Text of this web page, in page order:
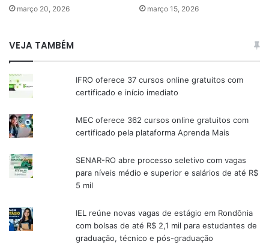
março 20, 2026 março 15, 2026
VEJA TAMBÉM
IFRO oferece 37 cursos online gratuitos com
certificado e início imediato
MEC oferece 362 cursos online gratuitos com
certificado pela plataforma Aprenda Mais
SENAR-RO abre processo seletivo com vagas
para níveis médio e superior e salários de até R$
5 mil
IEL reúne novas vagas de estágio em Rondônia
com bolsas de até R$ 2,1 mil para estudantes de
graduação, técnico e pós-graduação